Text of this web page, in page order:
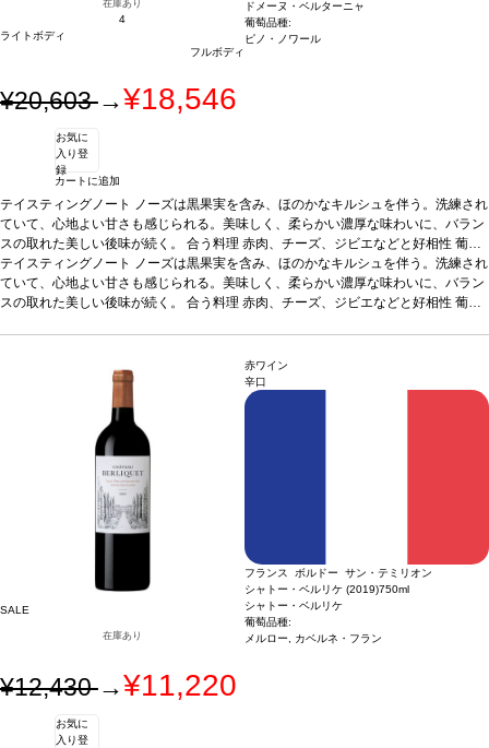
在庫あり
4
ライトボディ
フルボディ
ドメーヌ・ベルターニャ
葡萄品種:
ピノ・ノワール
¥20,603→¥18,546
お気に
入り登
録
カートに追加
テイスティングノート ノーズは黒果実を含み、ほのかなキルシュを伴う。洗練され
ていて、心地よい甘さも感じられる。美味しく、柔らかい濃厚な味わいに、バラン
スの取れた美しい後味が続く。 合う料理 赤肉、チーズ、ジビエなどと好相性 葡萄
品種ピノ・ノワール*本ヴィンテージが在庫切れの場合、在庫があり価格が同様の
場合は自動的に次のヴィンテージに変更されます、ご了承ください。
テイスティングノート ノーズは黒果実を含み、ほのかなキルシュを伴う。洗練され
ていて、心地よい甘さも感じられる。美味しく、柔らかい濃厚な味わいに、バラン
スの取れた美しい後味が続く。 合う料理 赤肉、チーズ、ジビエなどと好相性 葡萄
SALE
在庫あり
赤ワイン
辛口
フランス ボルドー サン・テミリオン
シャトー・ベルリケ (2019)750ml
シャトー・ベルリケ
葡萄品種:
メルロー, カベルネ・フラン
¥12,430→¥11,220
お気に
入り登